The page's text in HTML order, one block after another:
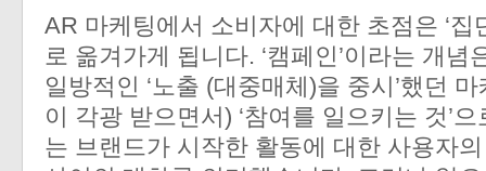
AR 마케팅에서 소비자에 대한 초점은 ‘집
로 옮겨가게 됩니다. ‘캠페인’이라는 개념
일방적인 ‘노출 (대중매체)을 중시’했던
이 각광 받으면서) ‘참여를 일으키는 것’
는 브랜드가 시작한 활동에 대한 사용자